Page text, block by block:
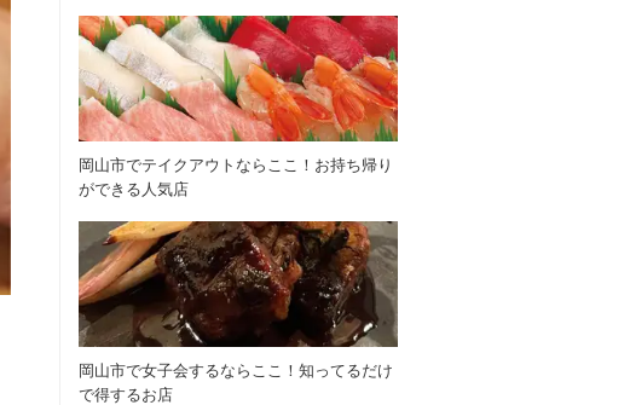
岡山市でテイクアウトならここ！お持ち帰り
ができる人気店
岡山市で女子会するならここ！知ってるだけ
で得するお店